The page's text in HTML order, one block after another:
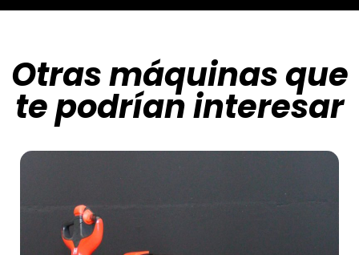
Otras máquinas que
te podrían interesar